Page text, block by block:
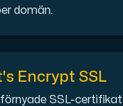
domän.
Encrypt SSL
SSL-certifikat